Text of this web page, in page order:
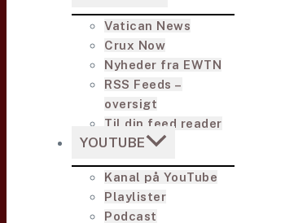
Vatican News
Crux Now
Nyheder fra EWTN
RSS Feeds –
oversigt
Til din feed reader
YOUTUBE
Kanal på YouTube
Playlister
Podcast